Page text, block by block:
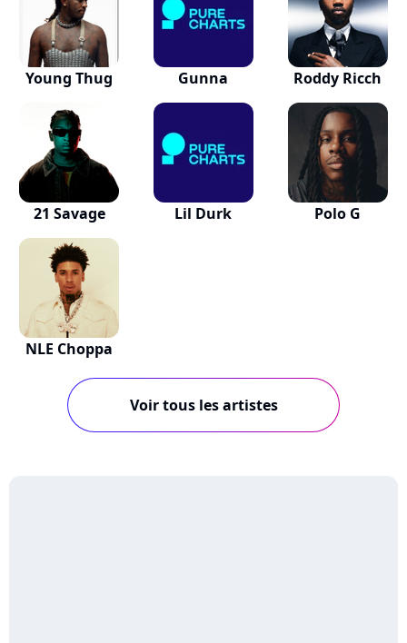
Young Thug Gunna Roddy Ricch
21 Savage Lil Durk Polo G
NLE Choppa
Voir tous les artistes